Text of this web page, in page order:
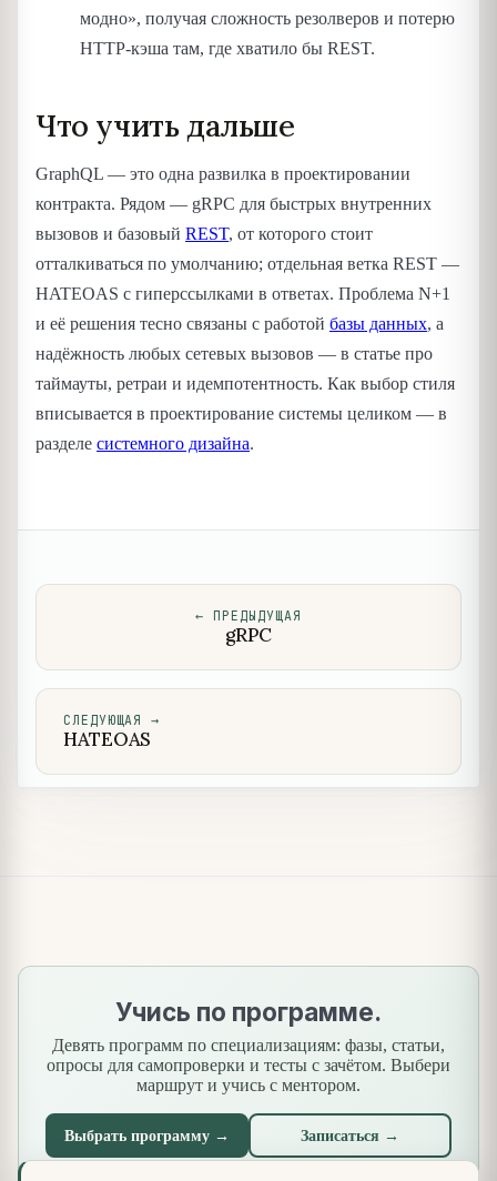
модно», получая сложность резолверов и потерю
HTTP-кэша там, где хватило бы REST.
Что учить дальше
GraphQL — это одна развилка в проектировании
контракта. Рядом — gRPC для быстрых внутренних
вызовов и базовый REST, от которого стоит
отталкиваться по умолчанию; отдельная ветка REST —
HATEOAS с гиперссылками в ответах. Проблема N+1
и её решения тесно связаны с работой базы данных, а
надёжность любых сетевых вызовов — в статье про
таймауты, ретраи и идемпотентность. Как выбор стиля
вписывается в проектирование системы целиком — в
разделе системного дизайна.
← ПРЕДЫДУЩАЯ
gRPC
СЛЕДУЮЩАЯ →
HATEOAS
Учись по программе.
Девять программ по специализациям: фазы, статьи,
опросы для самопроверки и тесты с зачётом. Выбери
маршрут и учись с ментором.
Выбрать программу → Записаться →